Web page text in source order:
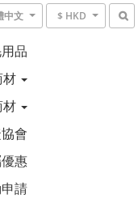
中文 $ HKD
品
會
惠
請